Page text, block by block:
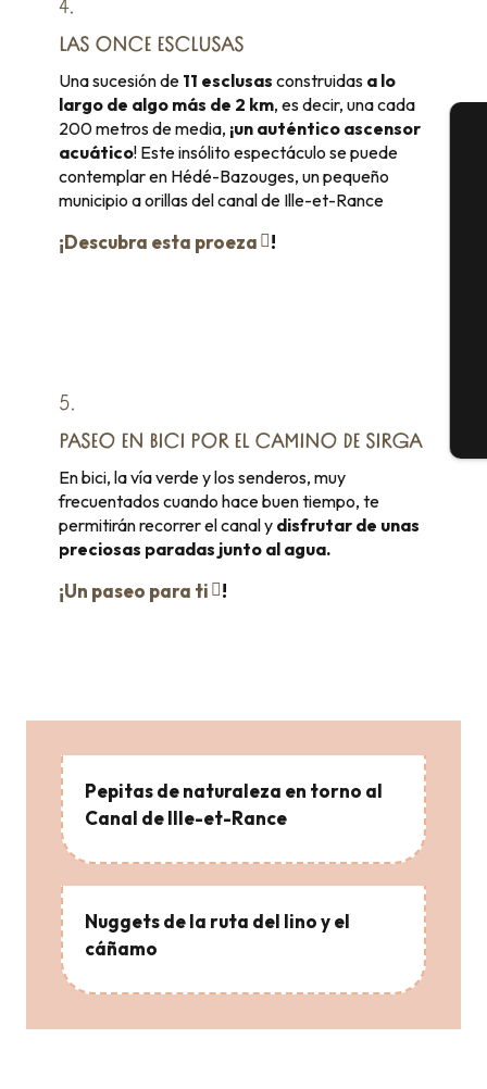
4.
LAS ONCE ESCLUSAS
Una sucesión de 11 esclusas construidas a lo
largo de algo más de 2 km, es decir, una cada
200 metros de media, ¡un auténtico ascensor
acuático! Este insólito espectáculo se puede
contemplar en Hédé-Bazouges, un pequeño
municipio a orillas del canal de Ille-et-Rance
¡Descubra esta proeza !
5.
PASEO EN BICI POR EL CAMINO DE SIRGA
En bici, la vía verde y los senderos, muy
frecuentados cuando hace buen tiempo, te
permitirán recorrer el canal y disfrutar de unas
preciosas paradas junto al agua.
¡Un paseo para ti !
Pepitas de naturaleza en torno al
Canal de Ille-et-Rance
Nuggets de la ruta del lino y el
cáñamo